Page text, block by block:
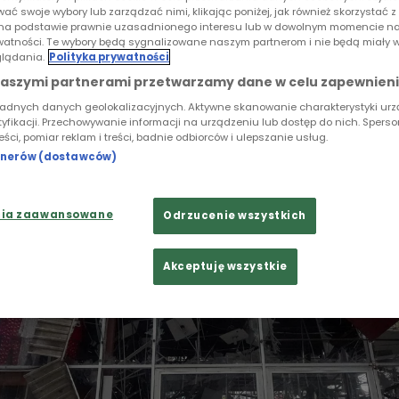
wojny w Ukrainie. Codziennie giną
i końca nie widać. 24 lutego 2022 roku Rosja
wojny?
swoje wybory lub zarządzać nimi, klikając poniżej, jak również skorzystać
podstawie prawnie uzasadnionego interesu lub w dowolnym momencie
Te wybory będą sygnalizowane naszym partnerom i nie będą miały
Polityka prywatności
partnerami przetwarzamy dane w celu
danych geolokalizacyjnych. Aktywne skanowanie charakterystyki
Przechowywanie informacji na urządzeniu lub dostęp do nich.
pomiar reklam i treści, badnie odbiorców i ulepszanie usług.
(dostawców)
zaawansowane Odrzucenie wszystkich
Akceptuję wszystkie